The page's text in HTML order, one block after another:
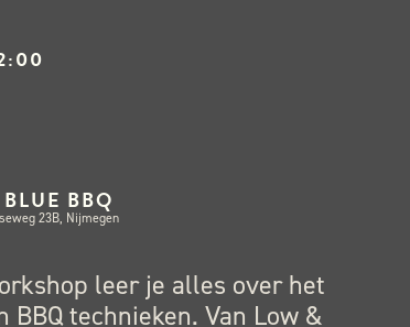
BBQ
23B, Nijmegen
leer je alles over het
BBQ technieken. Van Low &